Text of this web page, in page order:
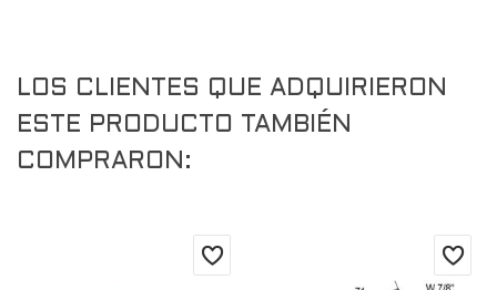
LOS CLIENTES QUE ADQUIRIERON
ESTE PRODUCTO TAMBIÉN
COMPRARON: